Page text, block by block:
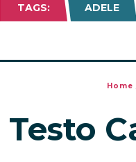
TAGS: ADELE
Home
Testo